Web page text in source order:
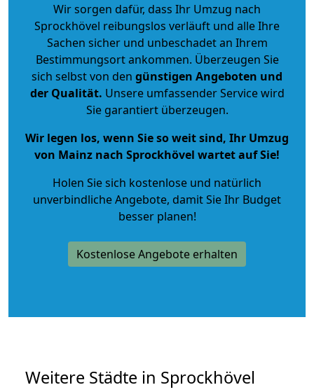
Wir sorgen dafür, dass Ihr Umzug nach
Sprockhövel reibungslos verläuft und alle Ihre
Sachen sicher und unbeschadet an Ihrem
Bestimmungsort ankommen. Überzeugen Sie
sich selbst von den günstigen Angeboten und
der Qualität. Unsere umfassender Service wird
Sie garantiert überzeugen.
Wir legen los, wenn Sie so weit sind, Ihr Umzug
von Mainz nach Sprockhövel wartet auf Sie!
Holen Sie sich kostenlose und natürlich
unverbindliche Angebote, damit Sie Ihr Budget
besser planen!
Kostenlose Angebote erhalten
Weitere Städte in Sprockhövel